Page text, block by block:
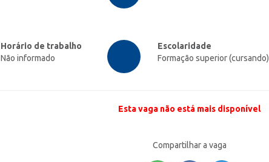
Horário de trabalho
Não informado
Escolaridade
Formação superior (cursando)
Esta vaga não está mais disponível
Compartilhar a vaga